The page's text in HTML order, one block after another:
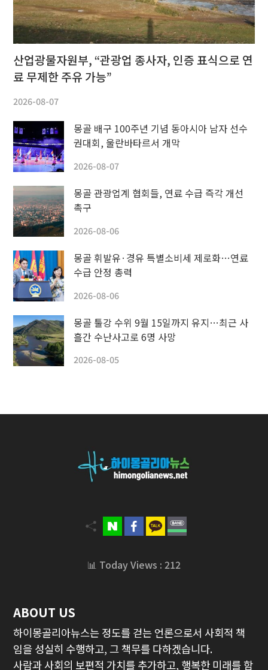
산업광물자원부, “관광업 종사자, 인증 표식으로 연
료 무제한 주유 가능”
2026-08-07
몽골 배구 100주년 기념 동아시아 남자 선수
권대회, 울란바타르서 개막
2026-08-07
몽골 관광업계 협회들, 연료 수급 즉각 개선
촉구
2026-08-06
몽골 휘발유·경유 특별소비세 제로화…연료
수급 안정 총력
2026-08-06
몽골 툴강 수위 9월 15일까지 유지…최근 사
흘간 수난사고로 6명 사망
2026-08-05
📊 Today Views : 212
ABOUT US
하이몽골리아뉴스는 정도를 걷는 언론으로서 사회적 책
임을 성실히 수행하고, 그 책무를 다하겠습니다.
사람과 사회의 보편적 가치를 추가하고, 행복한 미래를 함